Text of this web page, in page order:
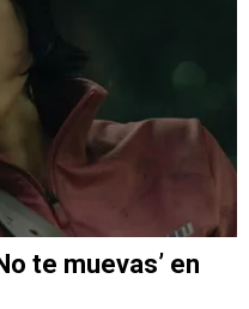
te muevas’ en